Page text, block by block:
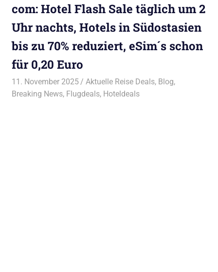
com: Hotel Flash Sale täglich um 2
Uhr nachts, Hotels in Südostasien
bis zu 70% reduziert, eSim´s schon
für 0,20 Euro
11. November 2025 Bruno Müller
Aktuelle Reise Deals, Blog,
Breaking News, Flugdeals, Hoteldeals